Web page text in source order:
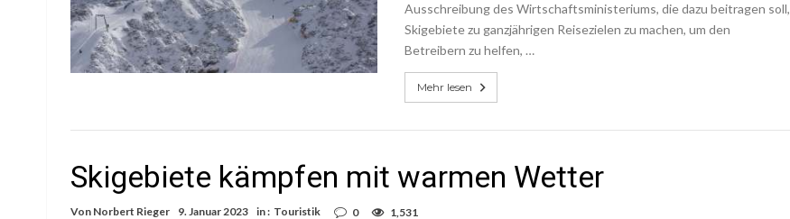
Ausschreibung des Wirtschaftsministeriums, die dazu beitragen soll,
Skigebiete zu ganzjährigen Reisezielen zu machen, um den
Betreibern zu helfen, …
Mehr lesen
Skigebiete kämpfen mit warmen Wetter
Von Norbert Rieger 9. Januar 2023 in : Touristik 0 1,531